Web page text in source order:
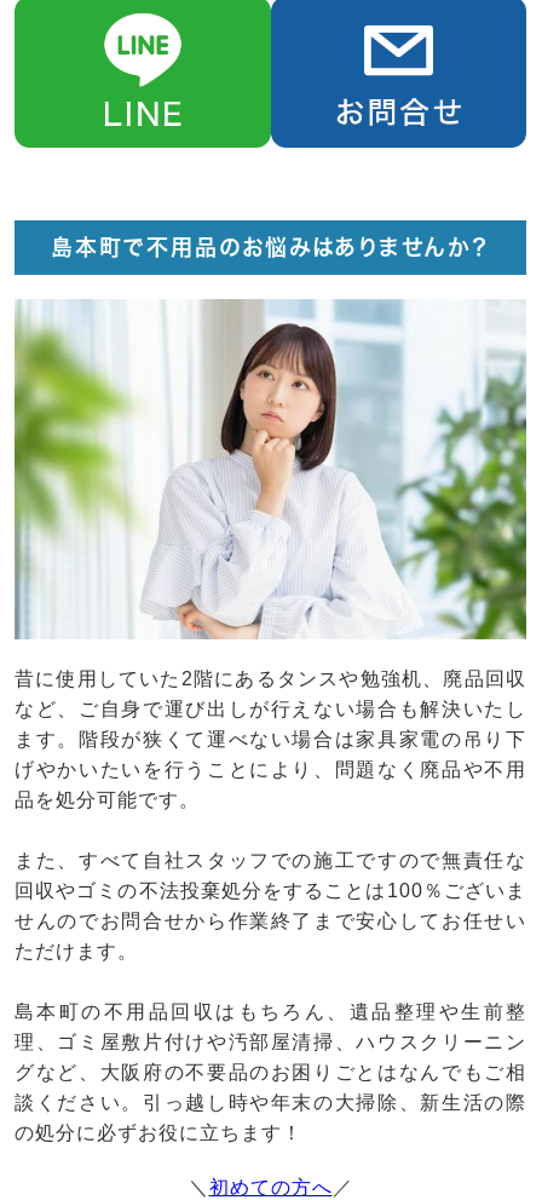
島本町で不用品のお悩みはありませんか？
昔に使用していた2階にあるタンスや勉強机、廃品回収
など、ご自身で運び出しが行えない場合も解決いたし
ます。階段が狭くて運べない場合は家具家電の吊り下
げやかいたいを行うことにより、問題なく廃品や不用
品を処分可能です。
また、すべて自社スタッフでの施工ですので無責任な
回収やゴミの不法投棄処分をすることは100％ございま
せんのでお問合せから作業終了まで安心してお任せい
ただけます。
島本町の不用品回収はもちろん、遺品整理や生前整
理、ゴミ屋敷片付けや汚部屋清掃、ハウスクリーニン
グなど、大阪府の不要品のお困りごとはなんでもご相
談ください。引っ越し時や年末の大掃除、新生活の際
の処分に必ずお役に立ちます！
＼ 初めての方へ ／